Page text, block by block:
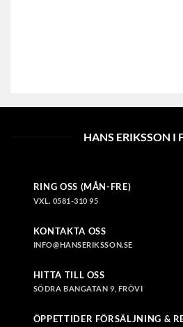
HANS ERIKSSON I
RING OSS (MÅN-FRE)
VXL. 0581-310 95
KONTAKTA OSS
INFO@HANSERIKSSON.SE
HITTA TILL OSS
SÖDRA BANGATAN 9, FRÖVI
ÖPPETTIDER FÖRSÄLJNING &